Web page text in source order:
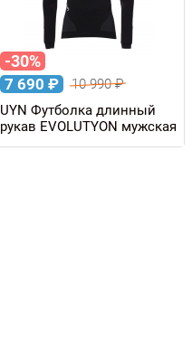
-30%
7 690 ₽ 10 990₽
UYN Футболка длинный
рукав EVOLUTYON мужская